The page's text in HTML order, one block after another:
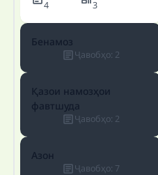
4
3
Бенамоз
Ҷавобҳо: 2
Қазои намозҳои
фавтшуда
Ҷавобҳо: 2
Азон
Ҷавобҳо: 7